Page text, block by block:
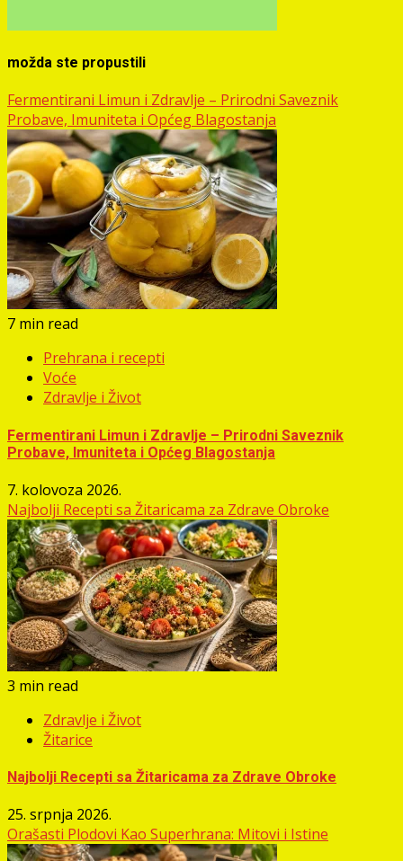
možda ste propustili
Fermentirani Limun i Zdravlje – Prirodni Saveznik
Probave, Imuniteta i Općeg Blagostanja
7 min read
Prehrana i recepti
Voće
Zdravlje i Život
Fermentirani Limun i Zdravlje – Prirodni Saveznik
Probave, Imuniteta i Općeg Blagostanja
7. kolovoza 2026.
Najbolji Recepti sa Žitaricama za Zdrave Obroke
3 min read
Zdravlje i Život
Žitarice
Najbolji Recepti sa Žitaricama za Zdrave Obroke
25. srpnja 2026.
Orašasti Plodovi Kao Superhrana: Mitovi i Istine